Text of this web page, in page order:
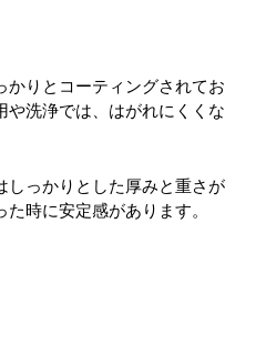
かりとコーティングされてお
や洗浄では、はがれにくくな
しっかりとした厚みと重さが
時に安定感があります。